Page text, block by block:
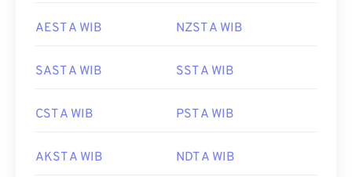
AEST A WIB NZST A WIB
SAST A WIB SST A WIB
CST A WIB PST A WIB
AKST A WIB NDT A WIB